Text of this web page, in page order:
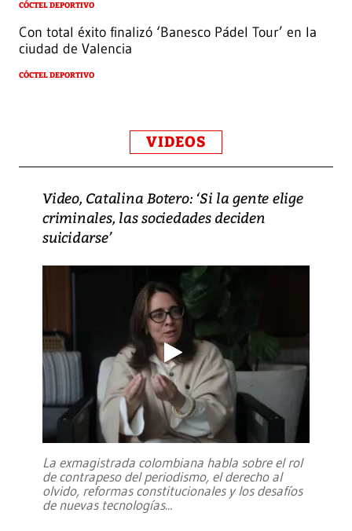
CÓCTEL DEPORTIVO
Con total éxito finalizó ‘Banesco Pádel Tour’ en la
ciudad de Valencia
CÓCTEL DEPORTIVO
VIDEOS
Video, Catalina Botero: ‘Si la gente elige
criminales, las sociedades deciden
suicidarse’
La exmagistrada colombiana habla sobre el rol
de contrapeso del periodismo, el derecho al
olvido, reformas constitucionales y los desafíos
de nuevas tecnologías...